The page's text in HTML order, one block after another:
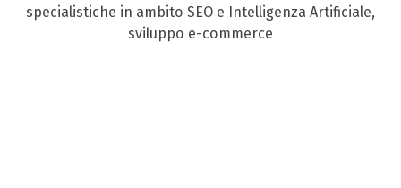
specialistiche in ambito SEO e Intelligenza Artificiale,
sviluppo e-commerce